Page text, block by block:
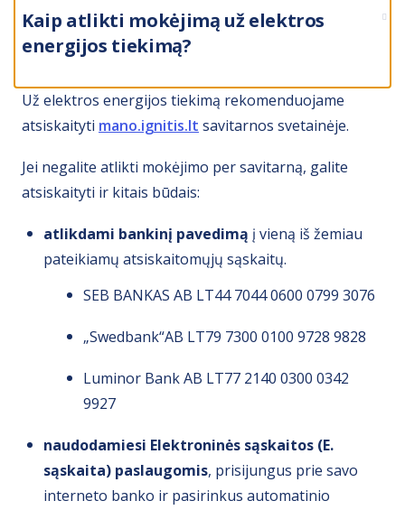
Kaip atlikti mokėjimą už elektros
energijos tiekimą?
Už elektros energijos tiekimą rekomenduojame
atsiskaityti mano.ignitis.lt savitarnos svetainėje.
Jei negalite atlikti mokėjimo per savitarną, galite
atsiskaityti ir kitais būdais:
atlikdami bankinį pavedimą į vieną iš žemiau
pateikiamų atsiskaitomųjų sąskaitų.
SEB BANKAS AB LT44 7044 0600 0799 3076
„Swedbank“AB LT79 7300 0100 9728 9828
Luminor Bank AB LT77 2140 0300 0342
9927
naudodamiesi Elektroninės sąskaitos (E.
sąskaita) paslaugomis, prisijungus prie savo
interneto banko ir pasirinkus automatinio